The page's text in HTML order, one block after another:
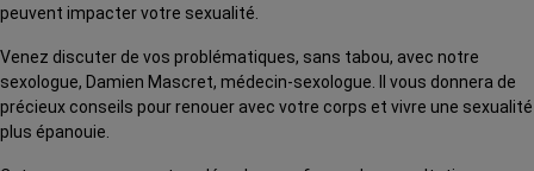
peuvent impacter votre sexualité.
Venez discuter de vos problématiques, sans tabou, avec notre
sexologue, Damien Mascret, médecin-sexologue. Il vous donnera de
précieux conseils pour renouer avec votre corps et vivre une sexualité
plus épanouie.